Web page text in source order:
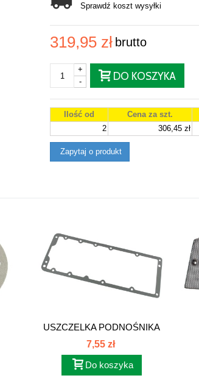
Sprawdź koszt wysyłki
319,95 zł brutto
-
+
DO KOSZYKA
Ilość od Cena za szt.
2
306,45 zł
Zapytaj o produkt
USZCZELKA PODNOŚNIKA
C-335...
7,55 zł
Do koszyka